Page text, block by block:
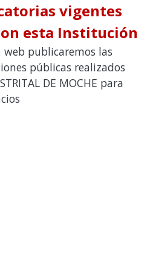
vigentes
esta Institución
publicaremos las
públicas realizados
DE MOCHE para